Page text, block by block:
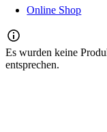
Online Shop
Es wurden keine
entsprechen.